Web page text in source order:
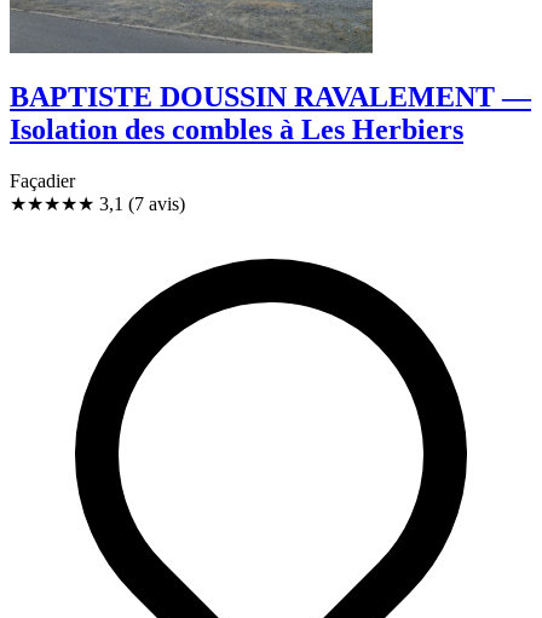
BAPTISTE DOUSSIN RAVALEMENT —
Isolation des combles à Les Herbiers
Façadier
★★★★★ 3,1 (7 avis)